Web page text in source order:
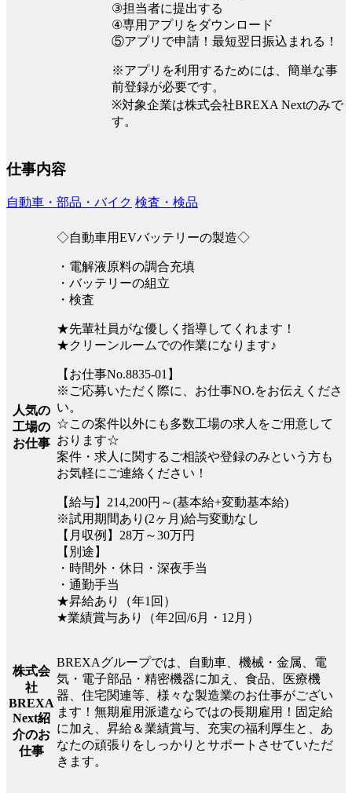
③担当者に提出する
④専用アプリをダウンロード
⑤アプリで申請！最短翌日振込まれる！
※アプリを利用するためには、簡単な事
前登録が必要です。
※対象企業は株式会社BREXA Nextのみで
す。
仕事内容
自動車・部品・バイク 検査・検品
人気の
工場の
お仕事
◇自動車用EVバッテリーの製造◇
・電解液原料の調合充填
・バッテリーの組立
・検査
★先輩社員がな優しく指導してくれます！
★クリーンルームでの作業になります♪
【お仕事No.8835-01】
※ご応募いただく際に、お仕事NO.をお伝えくださ
い。
☆この案件以外にも多数工場の求人をご用意して
おります☆
案件・求人に関するご相談や登録のみという方も
お気軽にご連絡ください！
【給与】214,200円～(基本給+変動基本給)
※試用期間あり(2ヶ月)給与変動なし
【月収例】28万～30万円
【別途】
・時間外・休日・深夜手当
・通勤手当
★昇給あり（年1回）
★業績賞与あり（年2回/6月・12月）
株式会
社
BREXA
Next紹
介のお
仕事
BREXAグループでは、自動車、機械・金属、電
気・電子部品・精密機器に加え、食品、医療機
器、住宅関連等、様々な製造業のお仕事がござい
ます！無期雇用派遣ならではの長期雇用！固定給
に加え、昇給＆業績賞与、充実の福利厚生と、あ
なたの頑張りをしっかりとサポートさせていただ
きます。